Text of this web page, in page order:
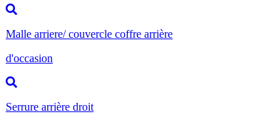
Malle arriere/ couvercle coffre arrière
d'occasion
Serrure arrière droit